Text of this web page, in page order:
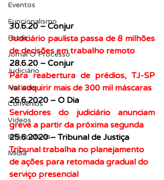
Eventos
Funcionalismo
Fotos
Jornal O Processo
Judiciário
Notícias
Convênios
Vídeos
Informativos
Midia
30.6.20 – Conjur
Judiciário paulista passa de 8 milhões
de decisões em trabalho remoto
28.6.20 – Conjur
Para reabertura de prédios, TJ-SP
vai adquirir mais de 300 mil máscaras
26.6.2020 – O Dia
Servidores do judiciário anunciam
greve a partir da próxima segunda
25.6.2020 – Tribunal de Justiça
Tribunal trabalha no planejamento
de ações para retomada gradual do
serviço presencial